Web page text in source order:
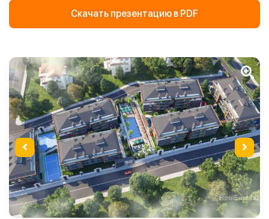
Скачать презентацию в PDF